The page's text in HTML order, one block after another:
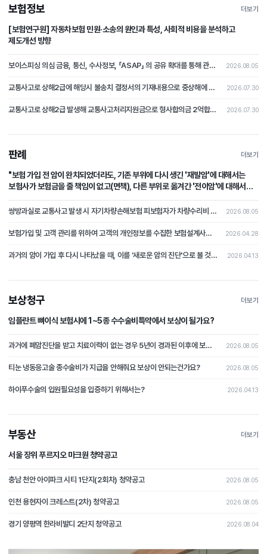
보험정보 더보기
[보험연구원] 자동차보험 민원·소송의 원인과 특성, 사회적 비용을 분석하고
제도개선 방향
보이스피싱 의심 금융, 통신, 수사정보, 「ASAP」 의 공유 확대를 통해 관계기관 공동 활용 체계 마련 2026.08.05
교통사고로 상해2급에 해당시 불송치 결정서의 기재내용으로 중상해에 해당하지 않는다는 부분의 주장을 철회하고 형사합의로 본 분쟁조정사례[제2026-4호] 2026.07.30
교통사고로 상해2급 발생해 교통사고처리지원금으로 형사합의금 2억합의후 불송치시 형사합의에 대한 쟁점 논쟁이 된 분쟁조정사례 [제2026-3호] 2026.07.30
판례 더보기
"보험 가입 전 암이 완치되었더라도, 기존 부위에 다시 생긴 '재발암'에 대해서는
보험사가 보험금을 줄 책임이 없고(면책), 다른 부위로 옮겨간 '전이암'에 대해서는
쌍방과실로 교통사고 발생 시 자기차량손해보험 피보험자가 차량수리비 중 자기부담금 상당액을 보상받지 못하였는데, 상대차량의 보험자를 상대로 자기부담금 상당의 손해배상을 청구한 사건 2026.08.05
보험가입 및 고객 관리를 위하여 고객의 개인정보를 수집한 보험설계사가 개인정보처리자에 해당하는지 여부가 문제 된 사건 2026.04.28
과거의 암이 가입 후 다시 나타났을 때, 이를 '새로운 암의 진단'으로 볼 것인지 아니면 '과거 사고의 연장(재발)'으로 보아 면책할 것인가? 2026.04.13
보상청구 더보기
임플란트 뼈이식 보험시에 1~5종 수수술비특약에서 보상이 될가요?
과거에 폐암진단을 받고 치료이력이 없는 경우 5년이 경과된 이후에 보험가입시 폐암이 발병될 경우 보상이 가능할가요? 2026.08.05
티눈 냉동응고술 종수술비가 지급을 안해줘요 보상이 안되는건가요? 2026.08.05
하이푸수술의 입원필요성을 입증하기 위해서는? 2026.04.13
부동산 더보기
서울 장위 푸르지오 마크원 청약공고
충남 천안 아이파크 시티 1단지(2회차) 청약공고 2026.08.05
인천 용현자이 크레스트(2차) 청약공고 2026.08.05
경기 양평역 한라비발디 2단지 청약공고 2026.08.04